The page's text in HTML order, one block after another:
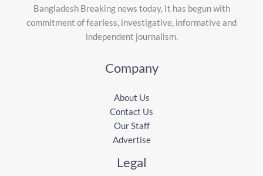
Bangladesh Breaking news today, It has begun with
commitment of fearless, investigative, informative and
independent journalism.
Company
About Us
Contact Us
Our Staff
Advertise
Legal